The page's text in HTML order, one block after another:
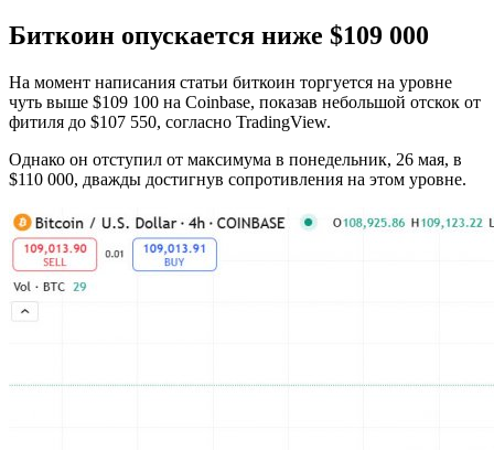
Биткоин опускается ниже $109 000
На момент написания статьи биткоин торгуется на уровне
чуть выше $109 100 на Coinbase, показав небольшой отскок от
фитиля до $107 550, согласно TradingView.
Однако он отступил от максимума в понедельник, 26 мая, в
$110 000, дважды достигнув сопротивления на этом уровне.